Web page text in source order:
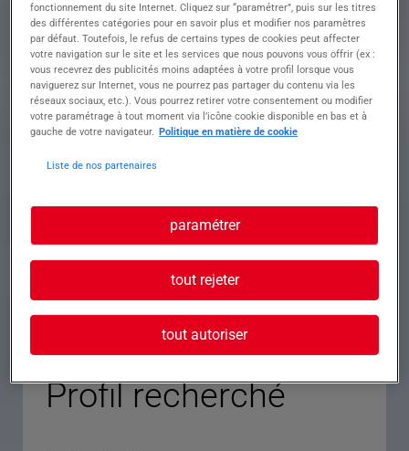
Descriptif du poste : Nous recherchons un cariste
manutentionnaire polyvalent titulaire des CACES
1 et 3
Vous interviendrez sur diverses missions de
manutention manuelle et conduite d'engins de
stock)
marchandises à l'aide des chariots CACES 1 et 3
• Charger et décharger les camions
les procédures internes
• Participer à la manutention manuelle
Profil recherché
fonctionnement du site Internet. Cliquez sur “paramétrer”, puis sur les titres
des différentes catégories pour en savoir plus et modifier nos paramètres
par défaut. Toutefois, le refus de certains types de cookies peut affecter
votre navigation sur le site et les services que nous pouvons vous offrir (ex :
vous recevrez des publicités moins adaptées à votre profil lorsque vous
naviguerez sur Internet, vous ne pourrez pas partager du contenu via les
réseaux sociaux, etc.). Vous pourrez retirer votre consentement ou modifier
votre paramétrage à tout moment via l’icône cookie disponible en bas et à
gauche de votre navigateur. Politique en matière de cookie
Liste de nos partenaires
paramétrer
tout rejeter
tout autoriser